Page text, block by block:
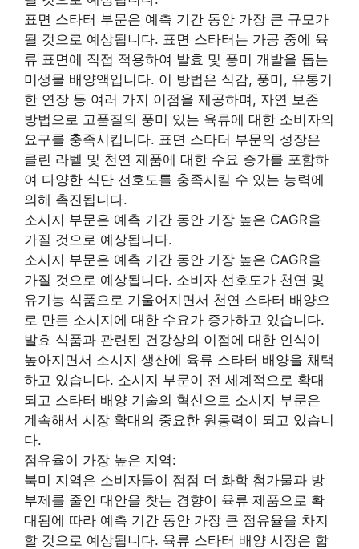
표면 스타터 부문은 예측 기간 동안 가장 큰 규모가
될 것으로 예상됩니다. 표면 스타터는 가공 중에 육
류 표면에 직접 적용하여 발효 및 풍미 개발을 돕는
미생물 배양액입니다. 이 방법은 식감, 풍미, 유통기
한 연장 등 여러 가지 이점을 제공하며, 자연 보존
방법으로 고품질의 풍미 있는 육류에 대한 소비자의
요구를 충족시킵니다. 표면 스타터 부문의 성장은
클린 라벨 및 천연 제품에 대한 수요 증가를 포함하
여 다양한 식단 선호도를 충족시킬 수 있는 능력에
의해 촉진됩니다.
소시지 부문은 예측 기간 동안 가장 높은 CAGR을
가질 것으로 예상됩니다.
소시지 부문은 예측 기간 동안 가장 높은 CAGR을
가질 것으로 예상됩니다. 소비자 선호도가 천연 및
유기농 식품으로 기울어지면서 천연 스타터 배양으
로 만든 소시지에 대한 수요가 증가하고 있습니다.
발효 식품과 관련된 건강상의 이점에 대한 인식이
높아지면서 소시지 생산에 육류 스타터 배양을 채택
하고 있습니다. 소시지 부문이 전 세계적으로 확대
되고 스타터 배양 기술의 혁신으로 소시지 부문은
계속해서 시장 확대의 중요한 원동력이 되고 있습니
다.
점유율이 가장 높은 지역:
북미 지역은 소비자들이 점점 더 화학 첨가물과 방
부제를 줄인 대안을 찾는 경향이 육류 제품으로 확
대됨에 따라 예측 기간 동안 가장 큰 점유율을 차지
할 것으로 예상됩니다. 육류 스타터 배양 시장은 합